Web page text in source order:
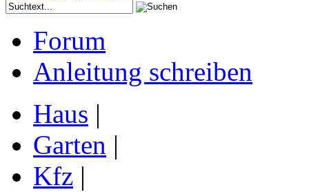
Forum
Anleitung schreiben
Haus |
Garten |
Kfz |